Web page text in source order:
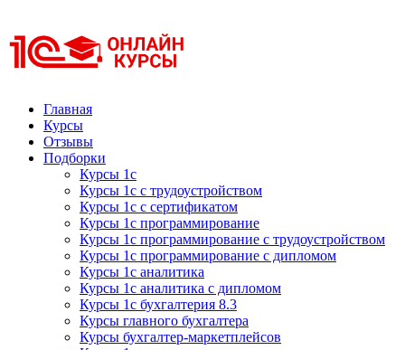
Курсы 1С
Курсы 1С официальная сертификация
Главная
Курсы
Отзывы
Подборки
Курсы 1с
Курсы 1с с трудоустройством
Курсы 1с с сертификатом
Курсы 1с программирование
Курсы 1с программирование с трудоустройством
Курсы 1с программирование с дипломом
Курсы 1с аналитика
Курсы 1с аналитика с дипломом
Курсы 1с бухгалтерия 8.3
Курсы главного бухгалтера
Курсы бухгалтер-маркетплейсов